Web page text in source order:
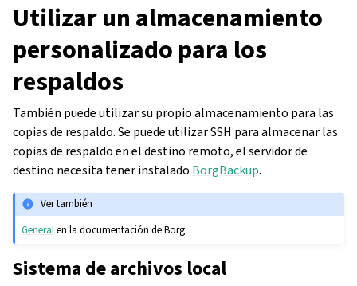
Utilizar un almacenamiento
personalizado para los
respaldos
También puede utilizar su propio almacenamiento para las
copias de respaldo. Se puede utilizar SSH para almacenar las
copias de respaldo en el destino remoto, el servidor de
destino necesita tener instalado BorgBackup.
Ver también
Generalen la documentación de Borg
Sistema de archivos local